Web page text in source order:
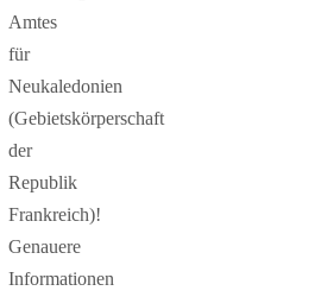
Amtes
für
Neukaledonien
(Gebietskörperschaft
der
Republik
Frankreich)!
Genauere
Informationen